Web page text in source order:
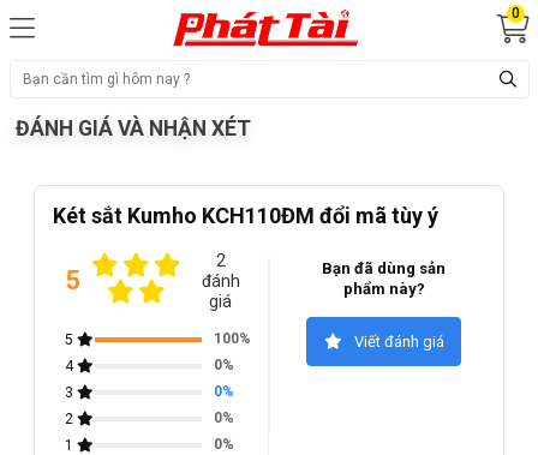
0
ĐÁNH GIÁ VÀ NHẬN XÉT
Két sắt Kumho KCH110ĐM đổi mã tùy ý
5
2
đánh
giá
5
100%
4
0%
3
0%
2
0%
1
0%
Bạn đã dùng sản
phẩm này?
Viết đánh giá